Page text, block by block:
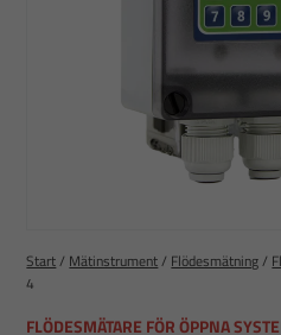
Start/ Mätinstrument/ Flödesmätning/
4
FLÖDESMÄTARE FÖR ÖPPNA